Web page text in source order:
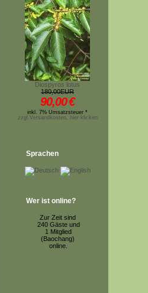
Diospyros lotus
180,00EUR
90,00€
inkl. 7% Umsatzsteuer *
zzgl.Versandkosten, hier klicken
Sprachen
Wer ist online?
Zur Zeit sind
240 Gäste und
1 Mitglied
(Baochang)
online.